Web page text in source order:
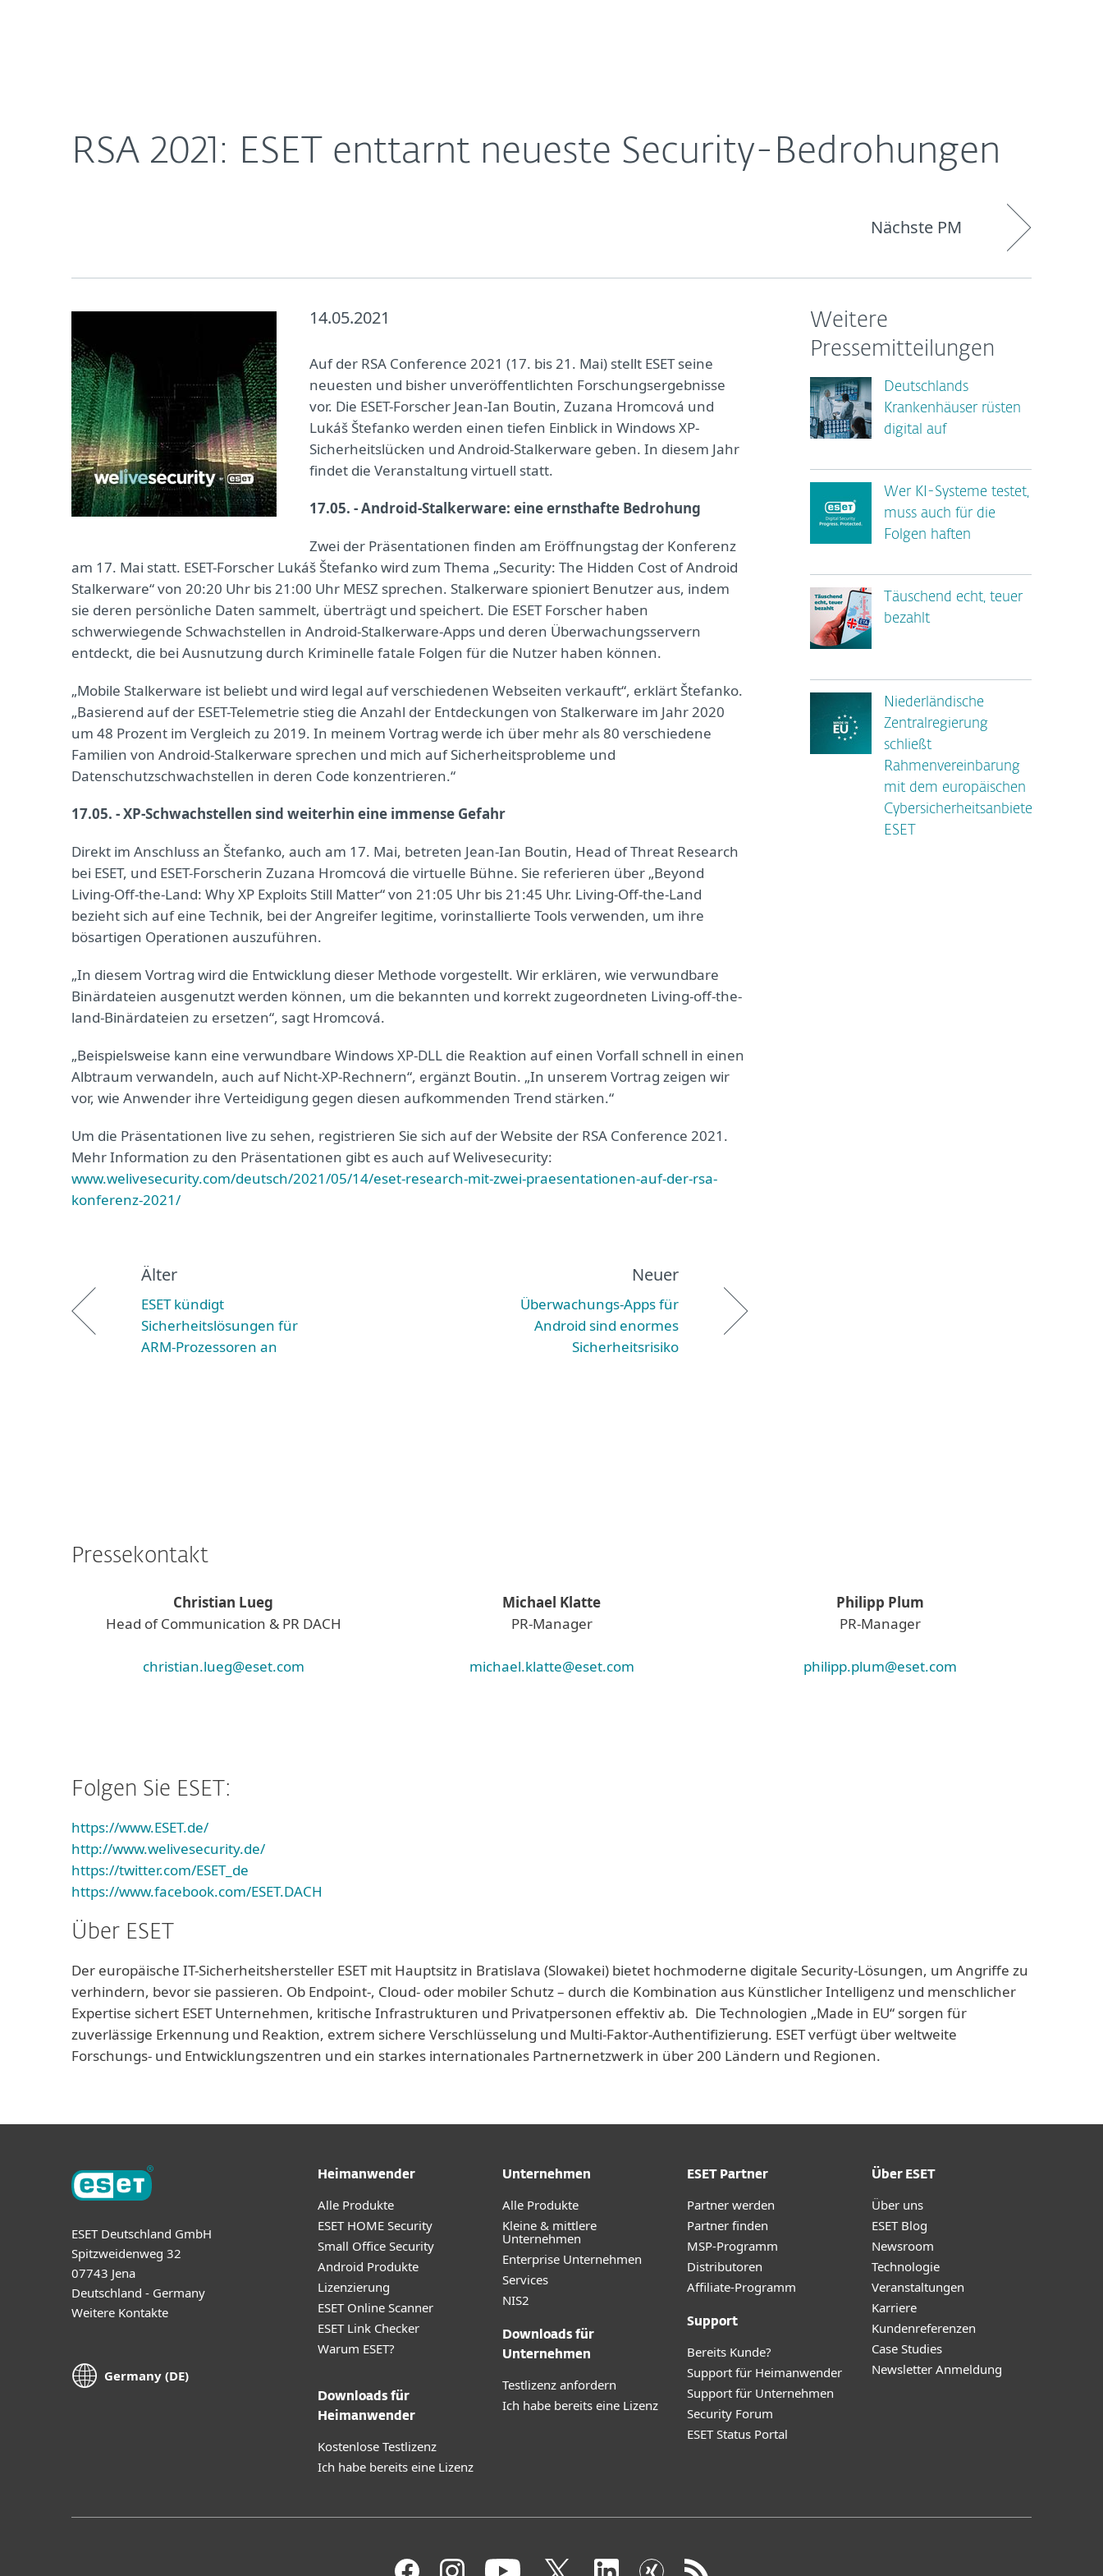
RSA 2021: ESET enttarnt neueste Security-Bedrohungen
Nächste PM
14.05.2021
Auf der RSA Conference 2021 (17. bis 21. Mai) stellt ESET seine
neuesten und bisher unveröffentlichten Forschungsergebnisse
vor. Die ESET-Forscher Jean-Ian Boutin, Zuzana Hromcová und
Lukáš Štefanko werden einen tiefen Einblick in Windows XP-
Sicherheitslücken und Android-Stalkerware geben. In diesem Jahr
findet die Veranstaltung virtuell statt.
17.05. - Android-Stalkerware: eine ernsthafte Bedrohung
Zwei der Präsentationen finden am Eröffnungstag der Konferenz
am 17. Mai statt. ESET-Forscher Lukáš Štefanko wird zum Thema „Security: The Hidden Cost of Android
Stalkerware“ von 20:20 Uhr bis 21:00 Uhr MESZ sprechen. Stalkerware spioniert Benutzer aus, indem
sie deren persönliche Daten sammelt, überträgt und speichert. Die ESET Forscher haben
schwerwiegende Schwachstellen in Android-Stalkerware-Apps und deren Überwachungsservern
entdeckt, die bei Ausnutzung durch Kriminelle fatale Folgen für die Nutzer haben können.
„Mobile Stalkerware ist beliebt und wird legal auf verschiedenen Webseiten verkauft“, erklärt Štefanko.
„Basierend auf der ESET-Telemetrie stieg die Anzahl der Entdeckungen von Stalkerware im Jahr 2020
um 48 Prozent im Vergleich zu 2019. In meinem Vortrag werde ich über mehr als 80 verschiedene
Familien von Android-Stalkerware sprechen und mich auf Sicherheitsprobleme und
Datenschutzschwachstellen in deren Code konzentrieren.“
17.05. - XP-Schwachstellen sind weiterhin eine immense Gefahr
Direkt im Anschluss an Štefanko, auch am 17. Mai, betreten Jean-Ian Boutin, Head of Threat Research
bei ESET, und ESET-Forscherin Zuzana Hromcová die virtuelle Bühne. Sie referieren über „Beyond
Living-Off-the-Land: Why XP Exploits Still Matter“ von 21:05 Uhr bis 21:45 Uhr. Living-Off-the-Land
bezieht sich auf eine Technik, bei der Angreifer legitime, vorinstallierte Tools verwenden, um ihre
bösartigen Operationen auszuführen.
„In diesem Vortrag wird die Entwicklung dieser Methode vorgestellt. Wir erklären, wie verwundbare
Binärdateien ausgenutzt werden können, um die bekannten und korrekt zugeordneten Living-off-the-
land-Binärdateien zu ersetzen“, sagt Hromcová.
„Beispielsweise kann eine verwundbare Windows XP-DLL die Reaktion auf einen Vorfall schnell in einen
Albtraum verwandeln, auch auf Nicht-XP-Rechnern“, ergänzt Boutin. „In unserem Vortrag zeigen wir
vor, wie Anwender ihre Verteidigung gegen diesen aufkommenden Trend stärken.“
Um die Präsentationen live zu sehen, registrieren Sie sich auf der Website der RSA Conference 2021.
Mehr Information zu den Präsentationen gibt es auch auf Welivesecurity:
www.welivesecurity.com/deutsch/2021/05/14/eset-research-mit-zwei-praesentationen-auf-der-rsa-
konferenz-2021/
Älter
ESET kündigt
Sicherheitslösungen für
ARM-Prozessoren an
Neuer
Überwachungs-Apps für
Android sind enormes
Sicherheitsrisiko
Weitere
Pressemitteilungen
Deutschlands
Krankenhäuser rüsten
digital auf
Wer KI-Systeme testet,
muss auch für die
Folgen haften
Täuschend echt, teuer
bezahlt
Niederländische
Zentralregierung
schließt
Rahmenvereinbarung
mit dem europäischen
Cybersicherheitsanbieter
ESET
Pressekontakt
Christian Lueg
Head of Communication & PR DACH
christian.lueg@eset.com
Michael Klatte
PR-Manager
michael.klatte@eset.com
Philipp Plum
PR-Manager
philipp.plum@eset.com
Folgen Sie ESET:
https://www.ESET.de/
http://www.welivesecurity.de/
https://twitter.com/ESET_de
https://www.facebook.com/ESET.DACH
Über ESET
Der europäische IT-Sicherheitshersteller ESET mit Hauptsitz in Bratislava (Slowakei) bietet hochmoderne digitale Security-Lösungen, um Angriffe zu
verhindern, bevor sie passieren. Ob Endpoint-, Cloud- oder mobiler Schutz – durch die Kombination aus Künstlicher Intelligenz und menschlicher
Expertise sichert ESET Unternehmen, kritische Infrastrukturen und Privatpersonen effektiv ab. Die Technologien „Made in EU“ sorgen für
zuverlässige Erkennung und Reaktion, extrem sichere Verschlüsselung und Multi-Faktor-Authentifizierung. ESET verfügt über weltweite
Forschungs- und Entwicklungszentren und ein starkes internationales Partnernetzwerk in über 200 Ländern und Regionen.
ESET Deutschland GmbH
Spitzweidenweg 32
07743 Jena
Deutschland - Germany
Weitere Kontakte
Germany (DE)
Heimanwender
Alle Produkte
ESET HOME Security
Small Office Security
Android Produkte
Lizenzierung
ESET Online Scanner
ESET Link Checker
Warum ESET?
Downloads für
Heimanwender
Kostenlose Testlizenz
Ich habe bereits eine Lizenz
Unternehmen
Alle Produkte
Kleine & mittlere
Unternehmen
Enterprise Unternehmen
Services
NIS2
Downloads für
Unternehmen
Testlizenz anfordern
Ich habe bereits eine Lizenz
ESET Partner
Partner werden
Partner finden
MSP-Programm
Distributoren
Affiliate-Programm
Support
Bereits Kunde?
Support für Heimanwender
Support für Unternehmen
Security Forum
ESET Status Portal
Über ESET
Über uns
ESET Blog
Newsroom
Technologie
Veranstaltungen
Karriere
Kundenreferenzen
Case Studies
Newsletter Anmeldung